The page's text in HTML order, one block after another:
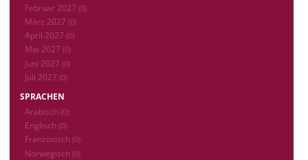
Februar 2027 (0)
März 2027 (0)
April 2027 (0)
Mai 2027 (0)
Juni 2027 (0)
Juli 2027 (0)
SPRACHEN
Arabisch (0)
Englisch (0)
Französisch (0)
Norwegisch (0)